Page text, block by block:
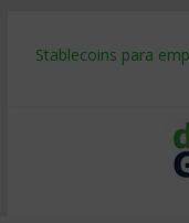
Stablecoins para
Despido silencioso:
IA en selección de
Trabajo forzoso en
Mercado hispano